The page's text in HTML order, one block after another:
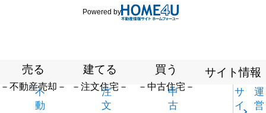
Powered by
売る
－不動産売却－
不
動
建てる
－注文住宅－
注
文
買う
－中古住宅－
中
古
サイト情報
サ
イ
運
営